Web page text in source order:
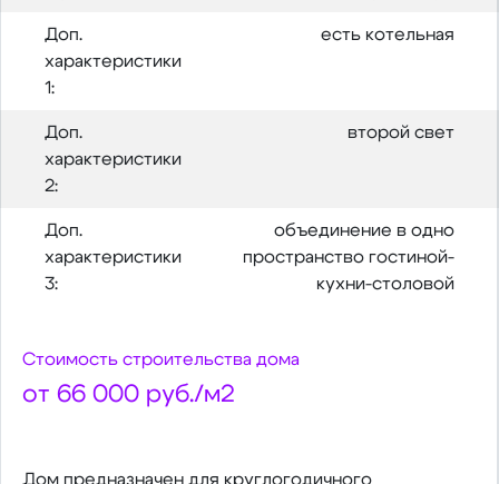
Доп.
характеристики
1:
есть котельная
Доп.
характеристики
2:
второй свет
Доп.
характеристики
3:
объединение в одно
пространство гостиной-
кухни-столовой
Стоимость строительства дома
от 66 000 руб./м2
Дом предназначен для круглогодичного